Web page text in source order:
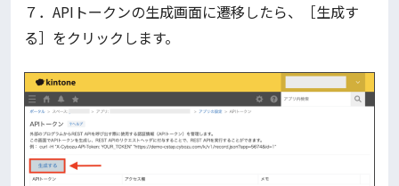
７．APIトークンの生成画面に遷移したら、［生成す
る］をクリックします。